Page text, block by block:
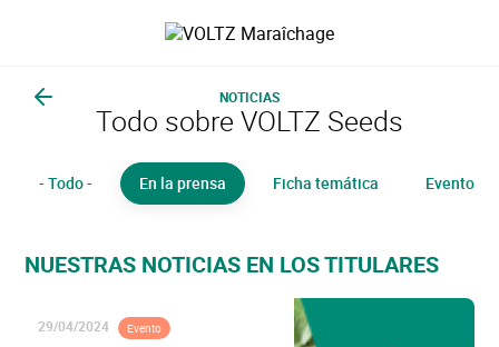
VOLTZ Maraîchage
Volver NOTICIAS
Todo sobre VOLTZ Seeds
- Todo - En la prensa Ficha temática Evento
NUESTRAS NOTICIAS EN LOS TITULARES
29/04/2024 Evento